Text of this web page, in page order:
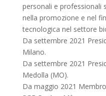
personali e professionali
nella promozione e nel
tecnologica nel settore
Da settembre 2021
Milano.
Da settembre 2021
Medolla (MO).
Da maggio 2021